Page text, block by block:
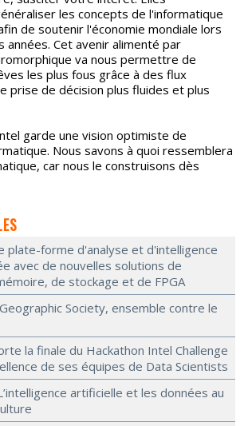
les concepts de l'informatique
de soutenir l'économie mondiale lors
années. Cet avenir alimenté par
va nous permettre de
les plus fous grâce à des flux
prise de décision plus fluides et plus
garde une vision optimiste de
Nous savons à quoi ressemblera
car nous le construisons dès
plate-forme d'analyse et d'intelligence
avec de nouvelles solutions de
de stockage et de FPGA
Society, ensemble contre le
la finale du Hackathon Intel Challenge
de ses équipes de Data Scientists
artificielle et les données au